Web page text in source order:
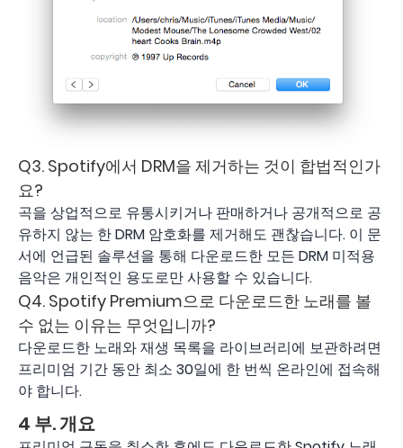
Q3. Spotify에서 DRM을 제거하는 것이 합법적인가
요?
곡을 상업적으로 유통시키거나 판매하거나 공개적으로 공
유하지 않는 한 DRM 암호화를 제거해도 괜찮습니다. 이 문
서에 언급된 솔루션을 통해 다운로드한 모든 DRM 미적용
음악은 개인적인 용도로만 사용할 수 있습니다.
Q4. Spotify Premium으로 다운로드한 노래를 볼
수 없는 이유는 무엇입니까?
다운로드한 노래와 재생 목록을 라이브러리에 보관하려면
프리미엄 기간 동안 최소 30일에 한 번씩 온라인에 접속해
야 합니다.
4 부. 개요